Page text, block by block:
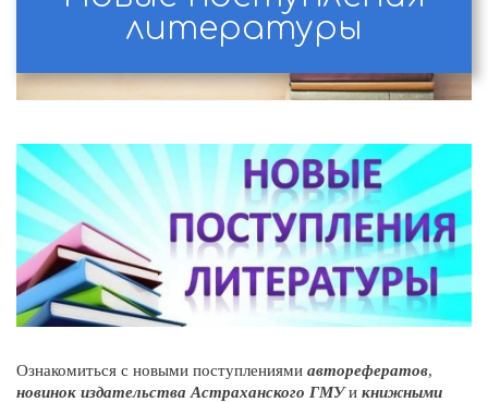
литературы
Ознакомиться с новыми поступлениями авторефератов,
новинок издательства Астраханского ГМУи книжными